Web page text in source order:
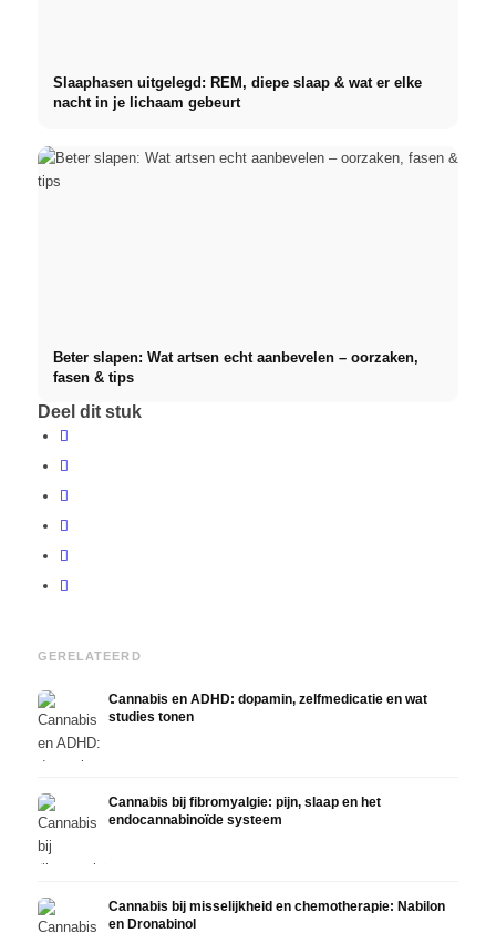
Slaaphasen uitgelegd: REM, diepe slaap & wat er elke
nacht in je lichaam gebeurt
Beter slapen: Wat artsen echt aanbevelen – oorzaken,
fasen & tips
Deel dit stuk
GERELATEERD
Cannabis en ADHD: dopamin, zelfmedicatie en wat
studies tonen
Cannabis bij fibromyalgie: pijn, slaap en het
endocannabinoïde systeem
Cannabis bij misselijkheid en chemotherapie: Nabilon
en Dronabinol